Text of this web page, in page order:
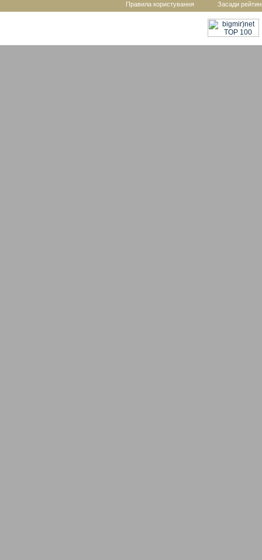
Правила користування Засади